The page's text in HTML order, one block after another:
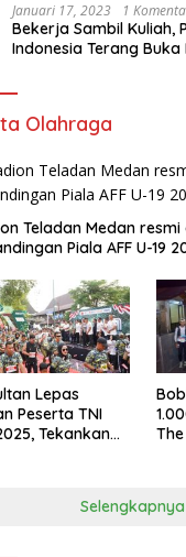
Januari 17, 2023 1
Bekerja Sambil Kuliah,
Indonesia Terang
Olahraga
Teladan Medan
Piala AFF U-19
Lepas
Peserta TNI
Tekankan
Selengkapnya